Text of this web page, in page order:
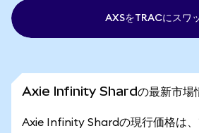
AXSをTRACにスワ
Axie Infinity Shardの最新市場
Axie Infinity Shardの現行価格は、